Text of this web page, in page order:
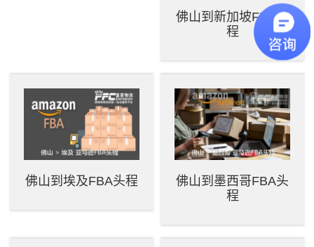
佛山到新加坡FBA头
程
佛山到埃及FBA头程
佛山到墨西哥FBA头
程